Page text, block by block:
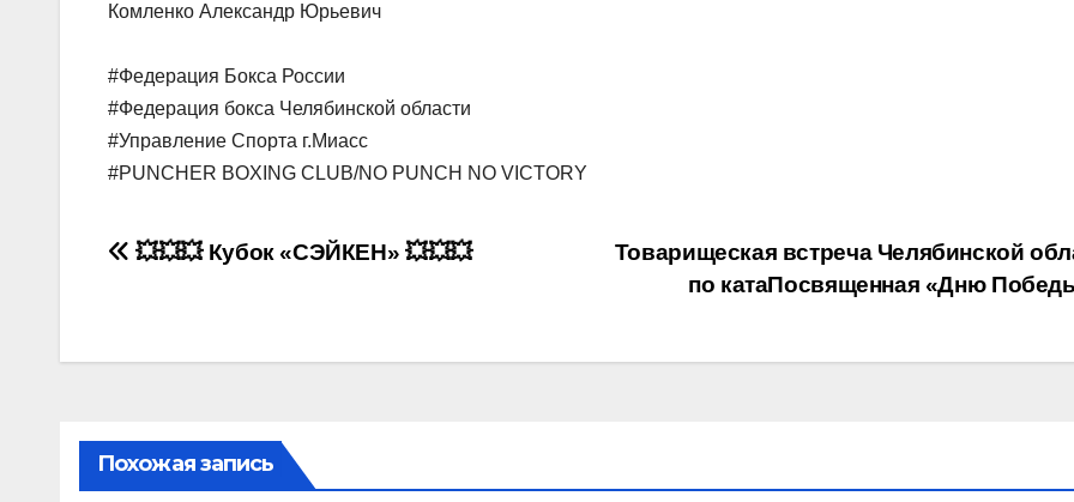
Комленко Александр Юрьевич
#Федерация Бокса России
#Федерация бокса Челябинской области
#Управление Спорта г.Миасс
#PUNCHER BOXING CLUB/NO PUNCH NO VICTORY
Навигация
записям
Товарищеская встреча Челябинской
по катаПосвященная «Дню
💥💥💥 Кубок «СЭЙКЕН» 💥💥💥
Похожая запись